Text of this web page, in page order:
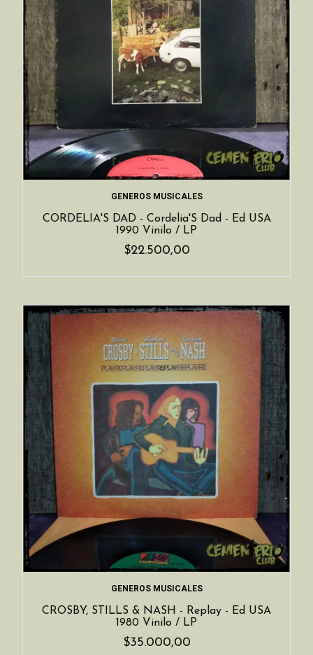
GENEROS MUSICALES
CORDELIA'S DAD - Cordelia'S Dad - Ed USA
1990 Vinilo / LP
$22.500,00
GENEROS MUSICALES
CROSBY, STILLS & NASH - Replay - Ed USA
1980 Vinilo / LP
$35.000,00